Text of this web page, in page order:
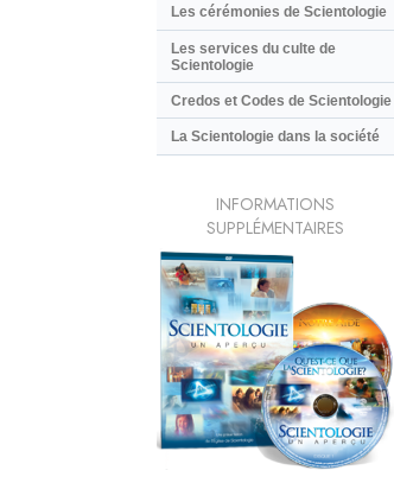
Les cérémonies de Scientologie
Les services du culte de
Scientologie
Credos et Codes de Scientologie
La Scientologie dans la société
INFORMATIONS
SUPPLÉMENTAIRES